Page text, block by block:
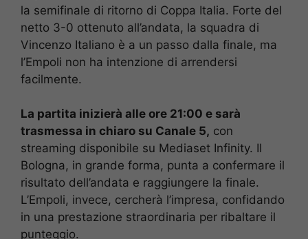
la semifinale di ritorno di Coppa Italia. Forte del
netto 3-0 ottenuto all’andata, la squadra di
Vincenzo Italiano è a un passo dalla finale, ma
l’Empoli non ha intenzione di arrendersi
facilmente. ​
La partita inizierà alle ore 21:00 e sarà
trasmessa in chiaro su Canale 5, con
streaming disponibile su Mediaset Infinity. Il
Bologna, in grande forma, punta a confermare il
risultato dell’andata e raggiungere la finale.
L’Empoli, invece, cercherà l’impresa, confidando
in una prestazione straordinaria per ribaltare il
punteggio.​